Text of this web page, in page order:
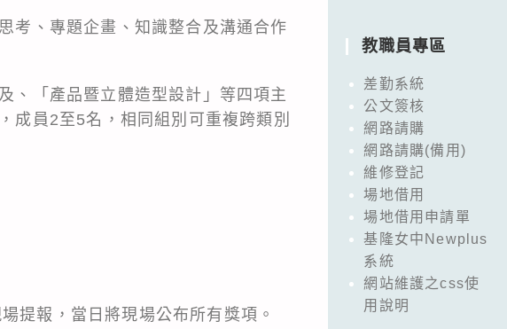
考、專題企畫、知識整合及溝通合作
、「產品暨立體造型設計」等四項主
成員2至5名，相同組別可重複跨類別
提報，當日將現場公布所有獎項。
教職員專區
差勤系統
公文簽核
網路請購
網路請購(備用)
維修登記
場地借用
場地借用申請單
基隆女中Newplus
系統
網站維護之css使
用說明